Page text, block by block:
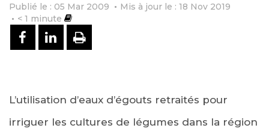
Publié le : 05 Mar 2009
Mis à jour le : 18 Nov 2019
< 1 minute
PARTAGER SUR FACEBOOK
PARTAGER SUR LINKEDIN
IMPRIMER
L’utilisation d’eaux d’égouts retraités pour
irriguer les cultures de légumes dans la région